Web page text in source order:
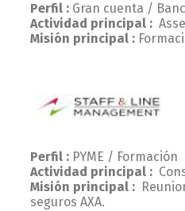
Perfil : Gran cuenta /
Actividad principal :
Misión principal :
Perfil : PYME / Formación
Actividad principal :
Misión principal :
seguros AXA.